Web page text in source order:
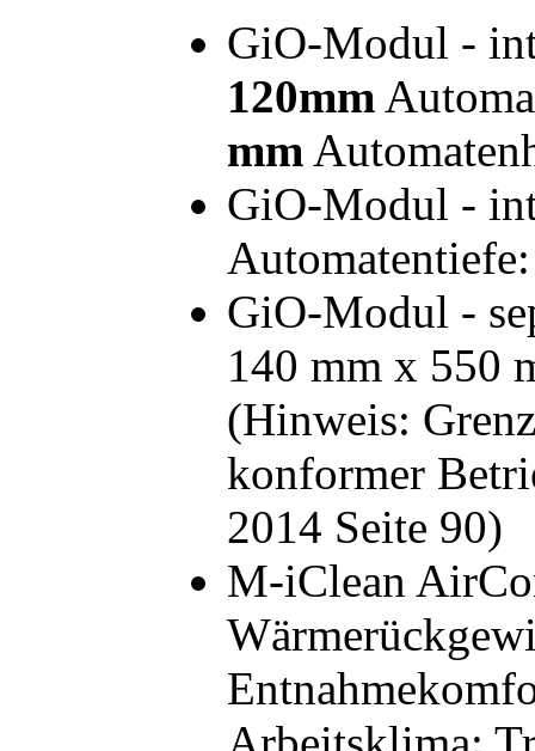
GiO-Modul -
120mm
mm
GiO-Modul -
GiO-Modul -
140 mm x 550
(Hinweis:
konformer
2014 Seite 90)
M-iClean